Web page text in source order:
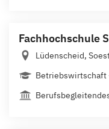
Fachhochschule
Lüdenscheid,
Betriebswirtschaft